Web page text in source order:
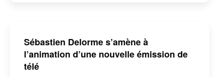
Sébastien Delorme s’amène à
l’animation d’une nouvelle émission de
télé